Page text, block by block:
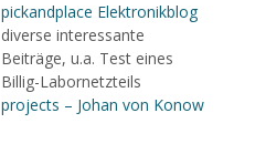
pickandplace Elektronikblog
diverse interessante
Beiträge, u.a. Test eines
Billig-Labornetzteils
projects – Johan von Konow